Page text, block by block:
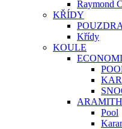
Raymond
KŘÍDY
Křídy
KOULE
Pool